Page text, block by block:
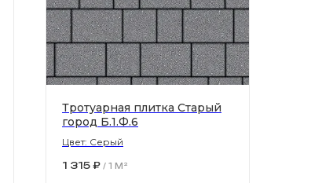
Тротуарная плитка Старый
город Б.1.Ф.6
Цвет: Серый
1 315 ₽ / 1 M²